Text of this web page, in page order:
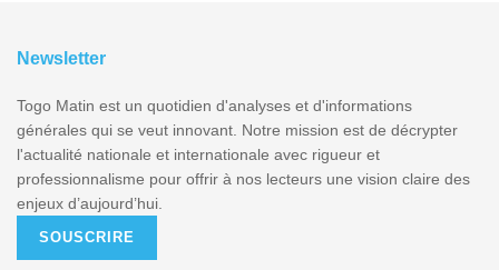
Newsletter
Togo Matin est un quotidien d'analyses et d'informations
générales qui se veut innovant. Notre mission est de décrypter
l'actualité nationale et internationale avec rigueur et
professionnalisme pour offrir à nos lecteurs une vision claire des
enjeux d’aujourd’hui.
SOUSCRIRE